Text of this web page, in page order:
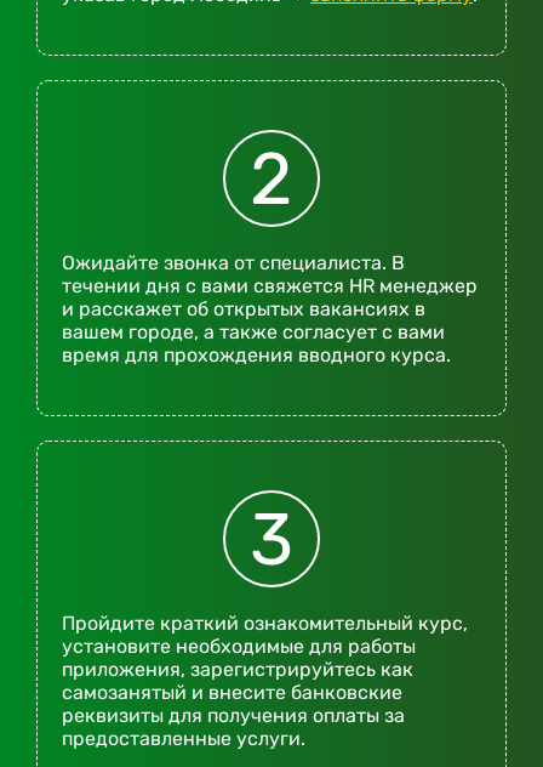
2
Ожидайте звонка от специалиста. В
течении дня с вами свяжется HR менеджер
и расскажет об открытых вакансиях в
вашем городе, а также согласует с вами
время для прохождения вводного курса.
3
Пройдите краткий ознакомительный курс,
установите необходимые для работы
приложения, зарегистрируйтесь как
самозанятый и внесите банковские
реквизиты для получения оплаты за
предоставленные услуги.